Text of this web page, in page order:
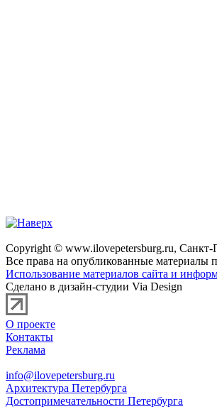
Copyright © www.ilovepetersburg.ru, Санкт-
Все права на опубликованные материалы
Использование материалов сайта и
Сделано в дизайн-студии Via Design
О проекте
Контакты
Реклама
info@ilovepetersburg.ru
Архитектура Петербурга
Достопримечательности Петербурга